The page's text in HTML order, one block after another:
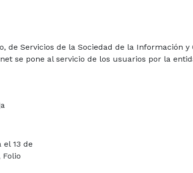
de Servicios de la Sociedad de la Información
se pone al servicio de los usuarios por la
13 de
Folio